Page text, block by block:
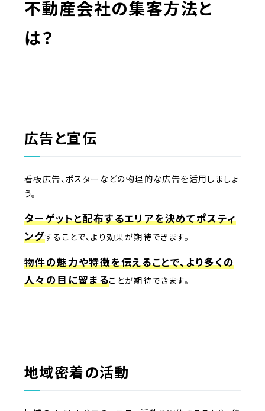
不動産会社の集客方法と
は？
広告と宣伝
看板広告、ポスターなどの物理的な広告を活用しましょ
う。
ターゲットと配布するエリアを決めてポスティ
ングすることで、より効果が期待できます。
物件の魅力や特徴を伝えることで、より多くの
人々の目に留まることが期待できます。
地域密着の活動